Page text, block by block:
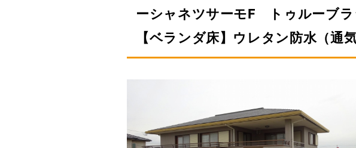
ーシャネツサーモF トゥルーブラ
【ベランダ床】ウレタン防水（通